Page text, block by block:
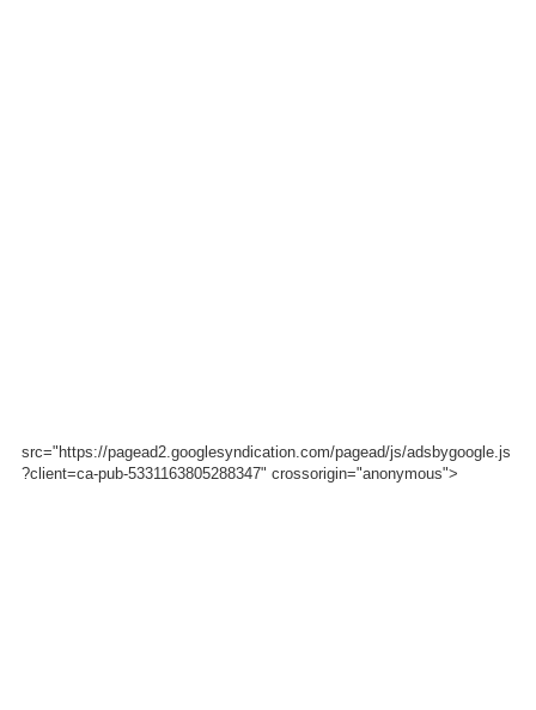
src="https://pagead2.googlesyndication.com/pagead/js/adsbygoogle.js
?client=ca-pub-5331163805288347" crossorigin="anonymous">